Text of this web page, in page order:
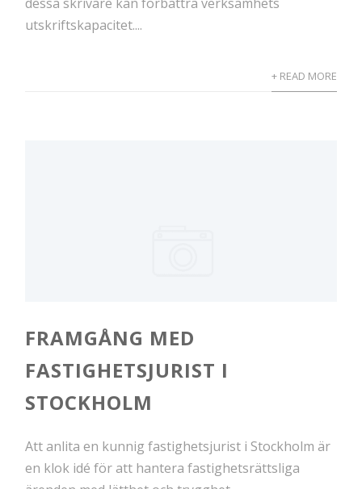
utskriftskapacitet....
+ READ MORE
FRAMGÅNG MED
FASTIGHETSJURIST I
STOCKHOLM
Att anlita en kunnig fastighetsjurist i Stockholm är
en klok idé för att hantera fastighetsrättsliga